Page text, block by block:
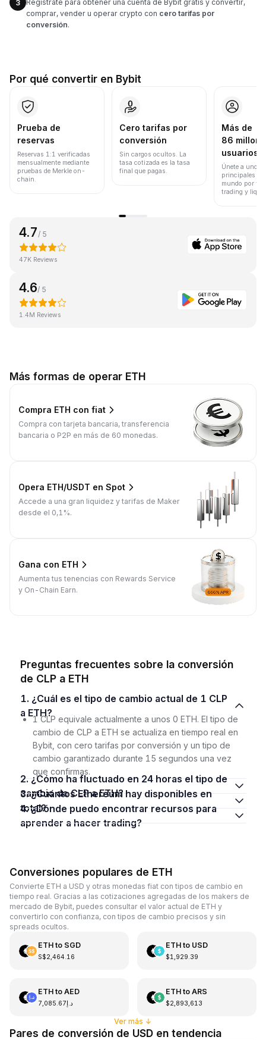
3
Regístrate para obtener una cuenta de Bybit gratis y convertir,
comprar, vender u operar crypto con cero tarifas por
conversión.
Por qué convertir en Bybit
Prueba de
reservas
Reservas 1:1 verificadas
mensualmente mediante
pruebas de Merkle on-
chain.
Cero tarifas por
conversión
Sin cargos ocultos. La
tasa cotizada es la tasa
final que pagas.
Más de
86
usuarios
Únete a uno
principales
mundo por
trading y
4.7 / 5
47K Reviews
4.6/ 5
1.4M Reviews
Más formas de operar ETH
Compra ETH con fiat
Compra con tarjeta bancaria, transferencia
bancaria o P2P en más de 60 monedas.
Opera ETH/USDT en Spot
Accede a una gran liquidez y tarifas de Maker
desde el 0,1%.
Gana con ETH
Aumenta tus tenencias con Rewards Service
y On-Chain Earn.
Preguntas frecuentes sobre la conversión
de CLP a ETH
1. ¿Cuál es el tipo de cambio actual de 1 CLP
a ETH?
1 CLP equivale actualmente a unos 0 ETH. El tipo de
cambio de CLP a ETH se actualiza en tiempo real en
Bybit, con cero tarifas por conversión y un tipo de
cambio garantizado durante 15 segundos una vez
que confirmas.
2. ¿Cómo ha fluctuado en 24 horas el tipo de
cambio de CLP a ETH?
3. ¿Cuántos Ethereum hay disponibles en
total?
4. ¿Dónde puedo encontrar recursos para
aprender a hacer trading?
Conversiones populares de ETH
Convierte ETH a USD y otras monedas fiat con tipos de cambio en
tiempo real. Gracias a las cotizaciones agregadas de los makers de
mercado de Bybit, puedes consultar el valor actual de ETH y
convertirlo con confianza, con tipos de cambio precisos y sin
spreads ocultos.
ETHto SGD
S$2,464.16
ETHto USD
$1,929.39
ETHto AED
د.إ7,085.67
ETHto ARS
$2,893,613
Ver más ↓
Pares de conversión de USD en tendencia